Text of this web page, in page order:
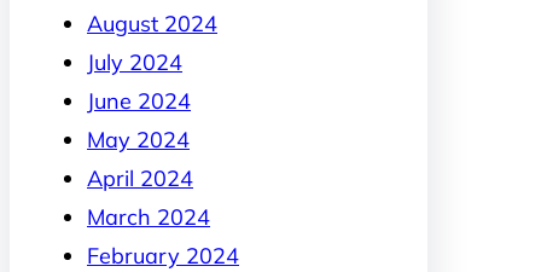
August 2024
July 2024
June 2024
May 2024
April 2024
March 2024
February 2024